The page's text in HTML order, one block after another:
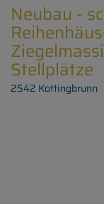
Neubau -
Stellplätze
2542 Kottingbrunn